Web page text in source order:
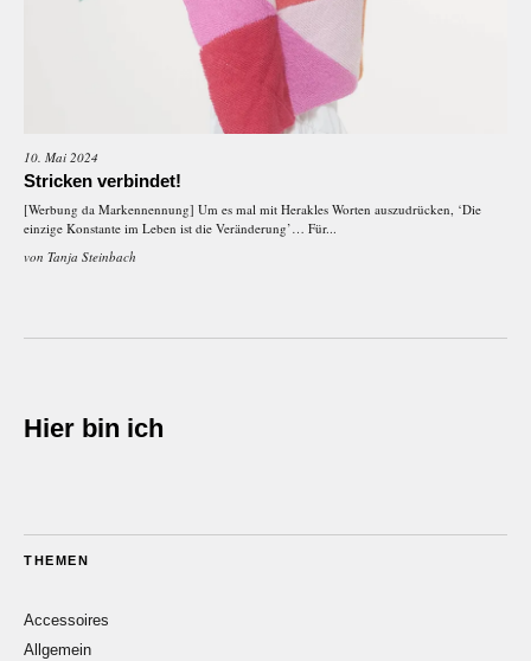
10. Mai 2024
Stricken verbindet!
[Werbung da Markennennung] Um es mal mit Herakles Worten auszudrücken, ‘Die
einzige Konstante im Leben ist die Veränderung’… Für...
von Tanja Steinbach
Hier bin ich
THEMEN
Accessoires
Allgemein